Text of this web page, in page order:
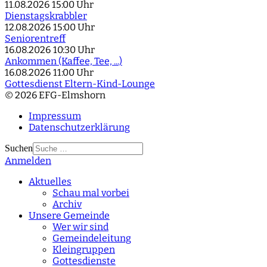
11.08.2026 15:00 Uhr
Dienstagskrabbler
12.08.2026 15:00 Uhr
Seniorentreff
16.08.2026 10:30 Uhr
Ankommen (Kaffee, Tee, ...)
16.08.2026 11:00 Uhr
Gottesdienst Eltern-Kind-Lounge
© 2026 EFG-Elmshorn
Impressum
Datenschutzerklärung
Suchen
Type 2 or more
Anmelden
Aktuelles
Schau mal vorbei
Archiv
Unsere Gemeinde
Wer wir sind
Gemeindeleitung
Kleingruppen
Gottesdienste